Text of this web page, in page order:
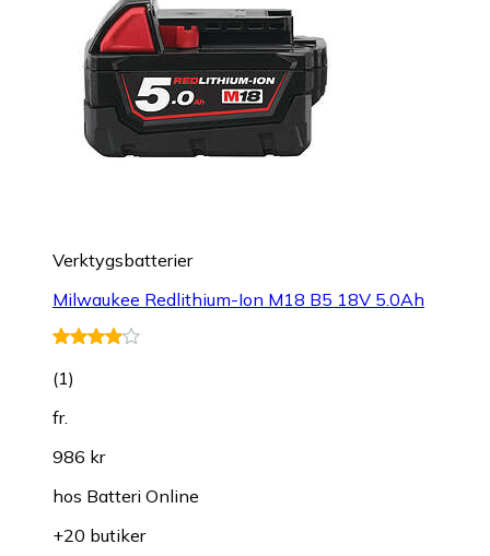
Verktygsbatterier
Milwaukee Redlithium-Ion M18 B5 18V 5.0Ah
(1)
fr.
986 kr
hos Batteri Online
+20 butiker